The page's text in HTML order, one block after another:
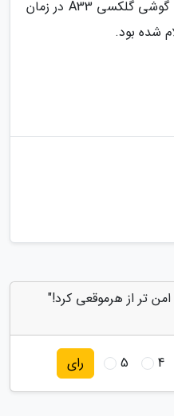
UI 6.1 مجهز خواهد شد. قیمت گوشی گلکسی A33 در زمان
تر از هرموقعی کرد!"
4
5 رای